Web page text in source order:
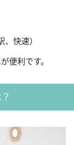
快速）
便利です。